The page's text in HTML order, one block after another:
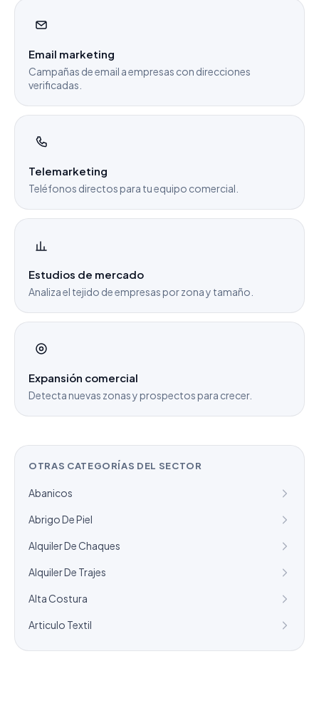
Email marketing
Campañas de email a empresas con direcciones
verificadas.
Telemarketing
Teléfonos directos para tu equipo comercial.
Estudios de mercado
Analiza el tejido de empresas por zona y tamaño.
Expansión comercial
Detecta nuevas zonas y prospectos para crecer.
OTRAS CATEGORÍAS DEL SECTOR
Abanicos
Abrigo De Piel
Alquiler De Chaques
Alquiler De Trajes
Alta Costura
Articulo Textil